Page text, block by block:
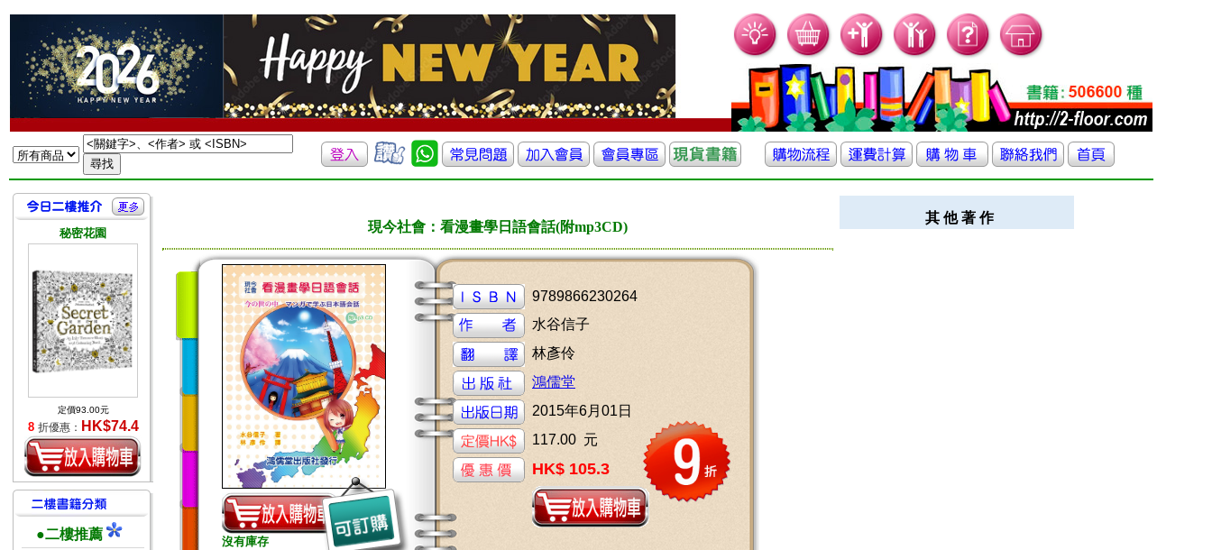
秘密花園
定價93.00元
8 折優惠： HK$74.4
●二樓推薦
現今社會：看漫畫學日語會話(附mp3CD)
沒有庫存
9789866230264
水谷信子
林彥伶
鴻儒堂
2015年6月01日
117.00 元
HK$ 105.3
其 他 著 作